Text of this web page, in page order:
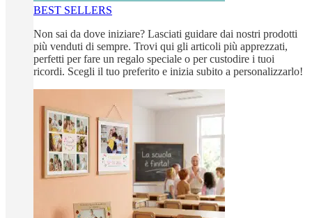
BEST SELLERS
Non sai da dove iniziare? Lasciati guidare dai nostri prodotti
più venduti di sempre. Trovi qui gli articoli più apprezzati,
perfetti per fare un regalo speciale o per custodire i tuoi
ricordi. Scegli il tuo preferito e inizia subito a personalizzarlo!